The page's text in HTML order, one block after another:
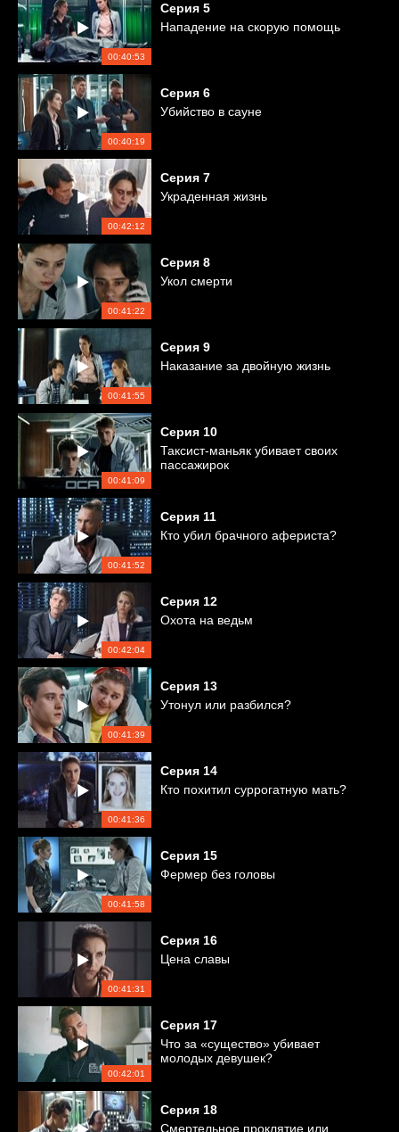
00:40:53
Серия 5
Нападение на скорую помощь
00:40:19
Серия 6
Убийство в сауне
00:42:12
Серия 7
Украденная жизнь
00:41:22
Серия 8
Укол смерти
00:41:55
Серия 9
Наказание за двойную жизнь
00:41:09
Серия 10
Таксист-маньяк убивает своих
пассажирок
00:41:52
Серия 11
Кто убил брачного афериста?
00:42:04
Серия 12
Охота на ведьм
00:41:39
Серия 13
Утонул или разбился?
00:41:36
Серия 14
Кто похитил суррогатную мать?
00:41:58
Серия 15
Фермер без головы
00:41:31
Серия 16
Цена славы
00:42:01
Серия 17
Что за «существо» убивает
молодых девушек?
Серия 18
Смертельное проклятие или